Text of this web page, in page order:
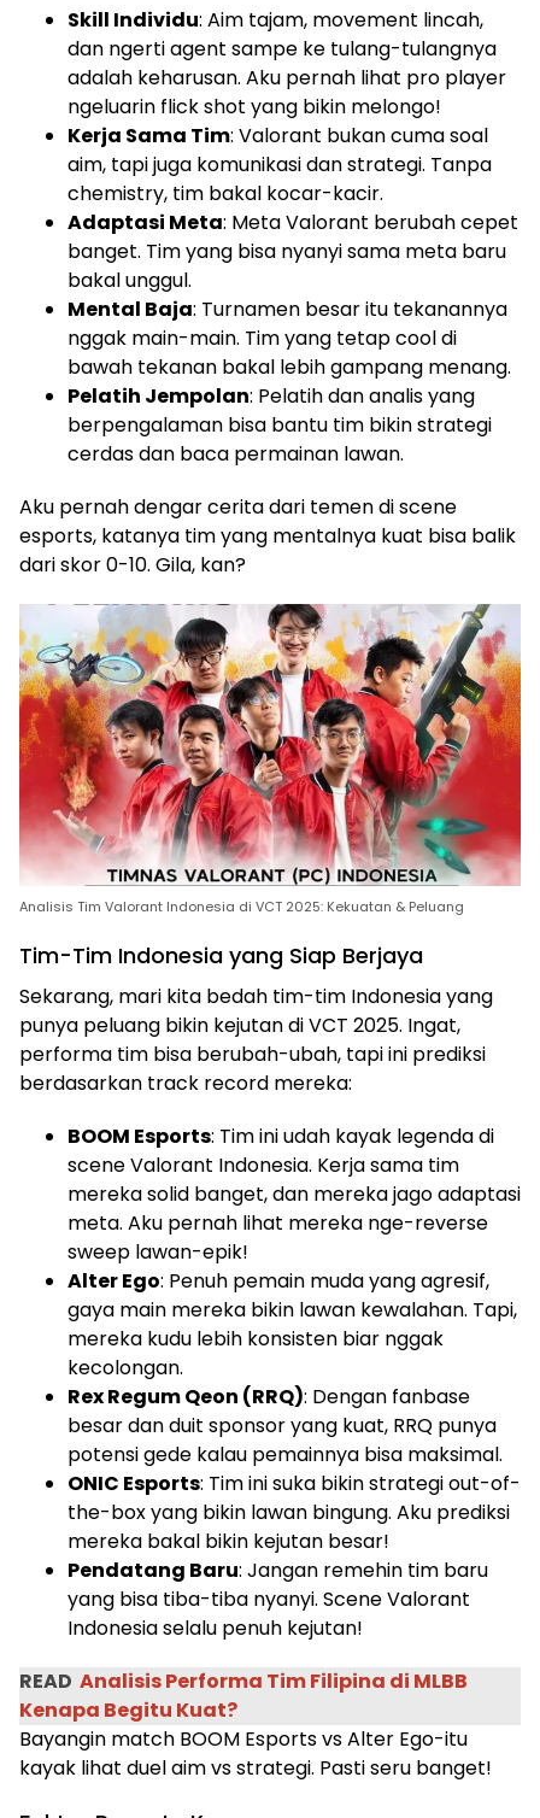
Skill Individu: Aim tajam, movement lincah,
dan ngerti agent sampe ke tulang-tulangnya
adalah keharusan. Aku pernah lihat pro player
ngeluarin flick shot yang bikin melongo!
Kerja Sama Tim: Valorant bukan cuma soal
aim, tapi juga komunikasi dan strategi. Tanpa
chemistry, tim bakal kocar-kacir.
Adaptasi Meta: Meta Valorant berubah cepet
banget. Tim yang bisa nyanyi sama meta baru
bakal unggul.
Mental Baja: Turnamen besar itu tekanannya
nggak main-main. Tim yang tetap cool di
bawah tekanan bakal lebih gampang menang.
Pelatih Jempolan: Pelatih dan analis yang
berpengalaman bisa bantu tim bikin strategi
cerdas dan baca permainan lawan.
Aku pernah dengar cerita dari temen di scene
esports, katanya tim yang mentalnya kuat bisa balik
dari skor 0-10. Gila, kan?
Analisis Tim Valorant Indonesia di VCT 2025: Kekuatan & Peluang
Tim-Tim Indonesia yang Siap Berjaya
Sekarang, mari kita bedah tim-tim Indonesia yang
punya peluang bikin kejutan di VCT 2025. Ingat,
performa tim bisa berubah-ubah, tapi ini prediksi
berdasarkan track record mereka:
BOOM Esports: Tim ini udah kayak legenda di
scene Valorant Indonesia. Kerja sama tim
mereka solid banget, dan mereka jago adaptasi
meta. Aku pernah lihat mereka nge-reverse
sweep lawan-epik!
Alter Ego: Penuh pemain muda yang agresif,
gaya main mereka bikin lawan kewalahan. Tapi,
mereka kudu lebih konsisten biar nggak
kecolongan.
Rex Regum Qeon (RRQ): Dengan fanbase
besar dan duit sponsor yang kuat, RRQ punya
potensi gede kalau pemainnya bisa maksimal.
ONIC Esports: Tim ini suka bikin strategi out-of-
the-box yang bikin lawan bingung. Aku prediksi
mereka bakal bikin kejutan besar!
Pendatang Baru: Jangan remehin tim baru
yang bisa tiba-tiba nyanyi. Scene Valorant
Indonesia selalu penuh kejutan!
READ Analisis Performa Tim Filipina di MLBB
Kenapa Begitu Kuat?
Bayangin match BOOM Esports vs Alter Ego-itu
kayak lihat duel aim vs strategi. Pasti seru banget!